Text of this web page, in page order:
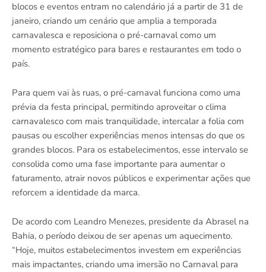
blocos e eventos entram no calendário já a partir de 31 de
janeiro, criando um cenário que amplia a temporada
carnavalesca e reposiciona o pré-carnaval como um
momento estratégico para bares e restaurantes em todo o
país.
Para quem vai às ruas, o pré-carnaval funciona como uma
prévia da festa principal, permitindo aproveitar o clima
carnavalesco com mais tranquilidade, intercalar a folia com
pausas ou escolher experiências menos intensas do que os
grandes blocos. Para os estabelecimentos, esse intervalo se
consolida como uma fase importante para aumentar o
faturamento, atrair novos públicos e experimentar ações que
reforcem a identidade da marca.
De acordo com Leandro Menezes, presidente da Abraselna
Bahia, o período deixou de ser apenas um aquecimento.
“Hoje, muitos estabelecimentos investem em experiências
mais impactantes, criando uma imersão no Carnaval para